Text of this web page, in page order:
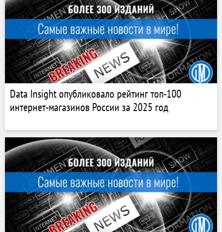
Data Insight опубликовало рейтинг топ-100
интернет-магазинов России за 2025 год